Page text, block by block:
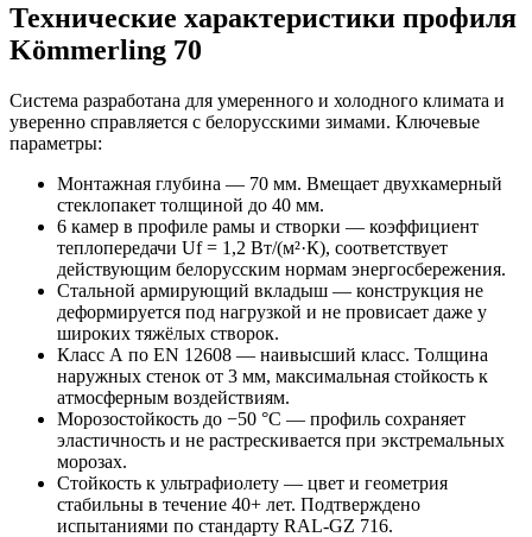
Технические характеристики профиля
Kömmerling 70
Система разработана для умеренного и холодного климата и
уверенно справляется с белорусскими зимами. Ключевые
параметры:
Монтажная глубина — 70 мм. Вмещает двухкамерный
стеклопакет толщиной до 40 мм.
6 камер в профиле рамы и створки — коэффициент
теплопередачи Uf = 1,2 Вт/(м²·К), соответствует
действующим белорусским нормам энергосбережения.
Стальной армирующий вкладыш — конструкция не
деформируется под нагрузкой и не провисает даже у
широких тяжёлых створок.
Класс А по EN 12608 — наивысший класс. Толщина
наружных стенок от 3 мм, максимальная стойкость к
атмосферным воздействиям.
Морозостойкость до −50 °C — профиль сохраняет
эластичность и не растрескивается при экстремальных
морозах.
Стойкость к ультрафиолету — цвет и геометрия
стабильны в течение 40+ лет. Подтверждено
испытаниями по стандарту RAL-GZ 716.